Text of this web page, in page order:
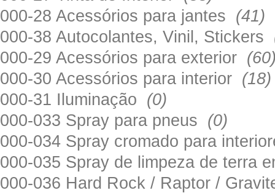
000-28 Acessórios para jantes (41)
000-38 Autocolantes, Vinil, Stickers
000-29 Acessórios para exterior
000-30 Acessórios para interior (18)
000-31 Iluminação (0)
000-033 Spray para pneus (0)
000-034 Spray cromado para
000-035 Spray de limpeza de terra
000-036 Hard Rock / Raptor /